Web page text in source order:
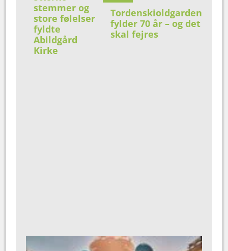
stemmer og
store følelser
fyldte
Abildgård
Kirke
Tordenskioldgarden
fylder 70 år – og det
skal fejres